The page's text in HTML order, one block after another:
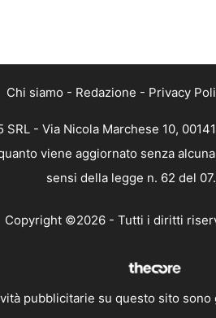
Chi siamo - Redazione - Privacy
- Via Nicola Marchese 10,
viene aggiornato senza
sensi della legge n. 62 del
Copyright ©2026 - Tutti i diritti
pubblicitarie su questo sito